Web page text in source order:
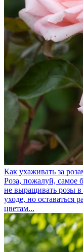
Как ухаживать за
Роза, пожалуй, самое
не выращивать розы в
уходе, но
цветам...